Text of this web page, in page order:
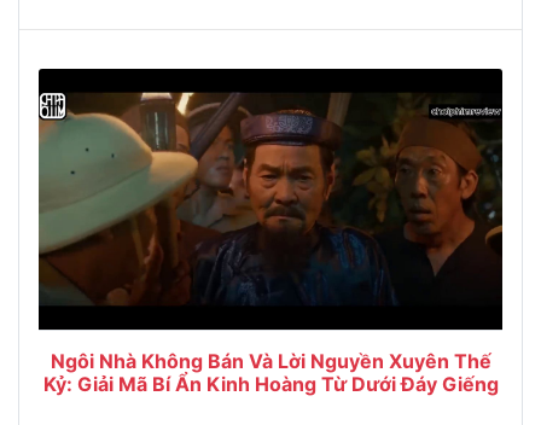
Ngôi Nhà Không Bán Và Lời Nguyền Xuyên Thế
Kỷ: Giải Mã Bí Ẩn Kinh Hoàng Từ Dưới Đáy Giếng